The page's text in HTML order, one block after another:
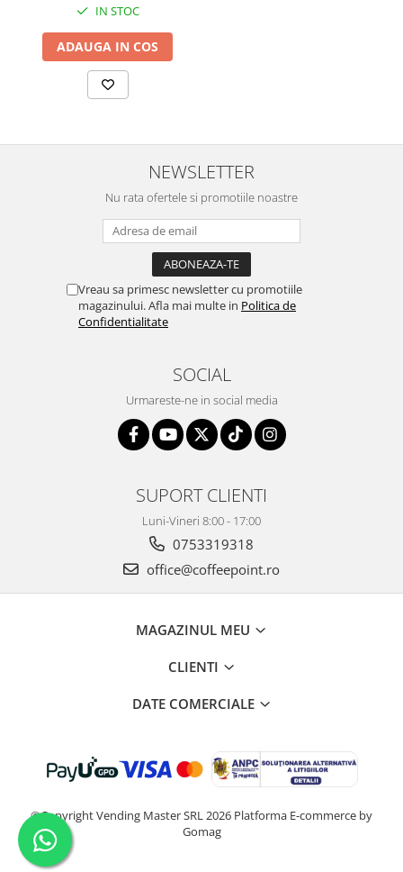
IN STOC
ADAUGA IN COS
NEWSLETTER
Nu rata ofertele si promotiile noastre
Vreau sa primesc newsletter cu promotiile
magazinului. Afla mai multe in Politica de
Confidentialitate
SOCIAL
Urmareste-ne in social media
SUPORT CLIENTI
Luni-Vineri 8:00 - 17:00
0753319318
office@coffeepoint.ro
MAGAZINUL MEU
CLIENTI
DATE COMERCIALE
©Copyright Vending Master SRL 2026 Platforma E-commerce by
Gomag